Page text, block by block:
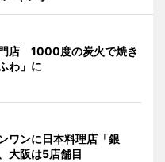
店 1000度の炭火で焼き
わ」に
ワンに日本料理店「銀
大阪は5店舗目